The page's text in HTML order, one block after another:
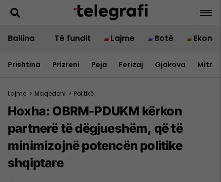
Ballina Të fundit Lajme Botë
Prishtina Prizreni Peja Ferizaj Gjakova
Lajme > Maqedoni > Politikë
Hoxha: OBRM-PDUKM kërkon
partnerë të dëgjueshëm, që të
minimizojnë potencën politike
shqiptare